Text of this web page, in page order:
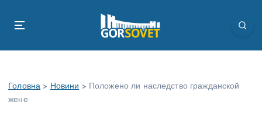
Головна > Новини >
Положено ли наследство гражданской
жене